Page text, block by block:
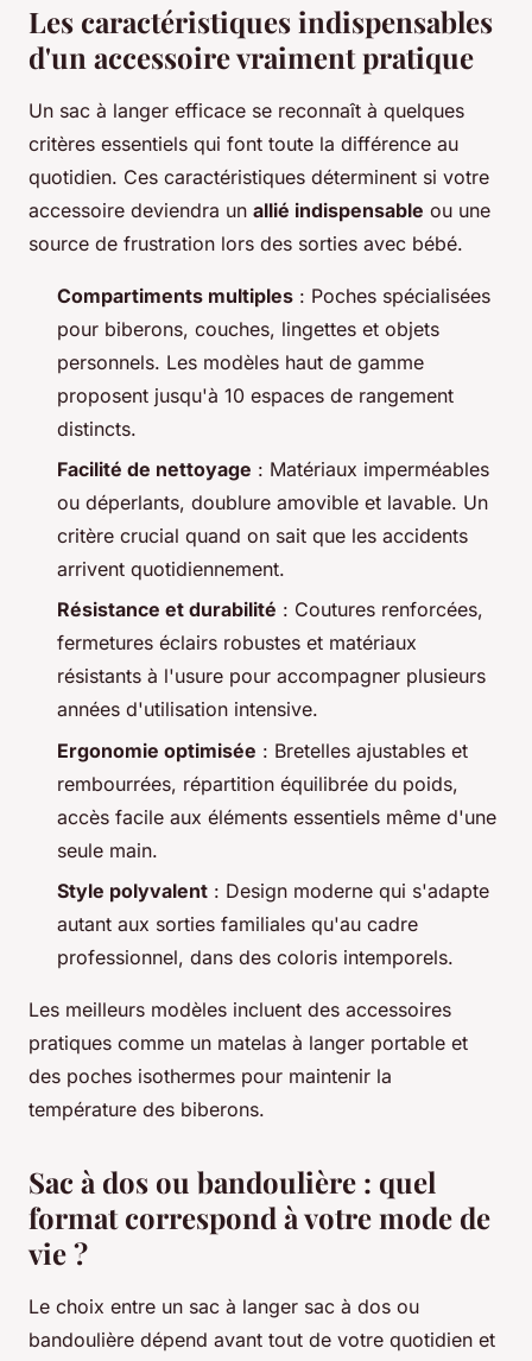
Les caractéristiques indispensables
d'un accessoire vraiment pratique
Un sac à langer efficace se reconnaît à quelques
critères essentiels qui font toute la différence au
quotidien. Ces caractéristiques déterminent si votre
accessoire deviendra un allié indispensable ou une
source de frustration lors des sorties avec bébé.
Compartiments multiples : Poches spécialisées
pour biberons, couches, lingettes et objets
personnels. Les modèles haut de gamme
proposent jusqu'à 10 espaces de rangement
distincts.
Facilité de nettoyage : Matériaux imperméables
ou déperlants, doublure amovible et lavable. Un
critère crucial quand on sait que les accidents
arrivent quotidiennement.
Résistance et durabilité : Coutures renforcées,
fermetures éclairs robustes et matériaux
résistants à l'usure pour accompagner plusieurs
années d'utilisation intensive.
Ergonomie optimisée : Bretelles ajustables et
rembourrées, répartition équilibrée du poids,
accès facile aux éléments essentiels même d'une
seule main.
Style polyvalent : Design moderne qui s'adapte
autant aux sorties familiales qu'au cadre
professionnel, dans des coloris intemporels.
Les meilleurs modèles incluent des accessoires
pratiques comme un matelas à langer portable et
des poches isothermes pour maintenir la
température des biberons.
Sac à dos ou bandoulière : quel
format correspond à votre mode de
vie ?
Le choix entre un sac à langer sac à dos ou
bandoulière dépend avant tout de votre quotidien et